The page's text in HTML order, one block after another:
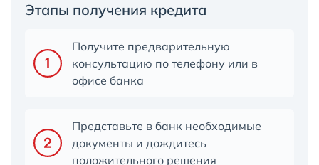
Этапы получения кредита
Получите предварительную
консультацию по телефону или в
офисе банка
Представьте в банк необходимые
документы и дождитесь
положительного решения